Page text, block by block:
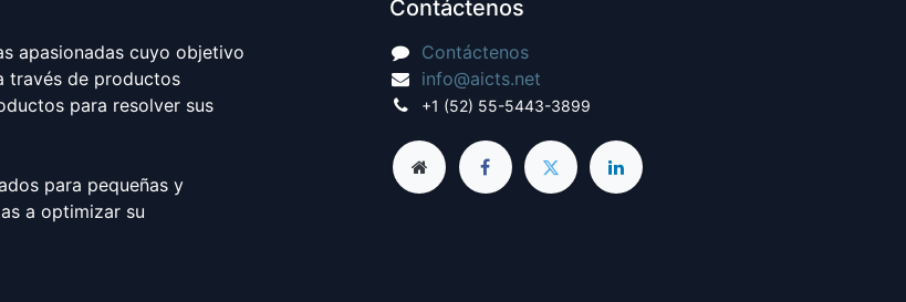
apasionadas cuyo objetivo
través de productos
para resolver sus
para pequeñas y
a optimizar su
Contáctenos
Contáctenos
info@aicts.net
+1 (52) 55-5443-3899